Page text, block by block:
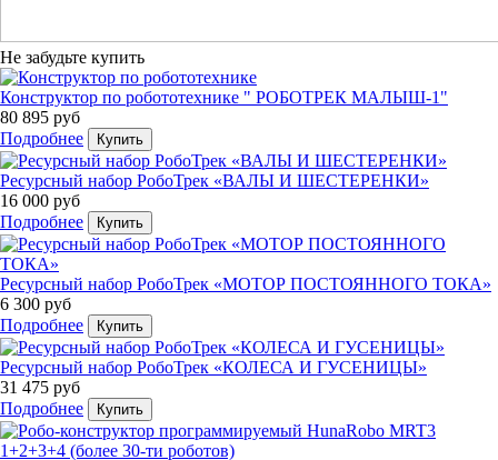
Не забудьте купить
Конструктор по робототехнике " РОБОТРЕК МАЛЫШ-1"
80 895 руб
Подробнее
Купить
Ресурсный набор РобоТрек «ВАЛЫ И ШЕСТЕРЕНКИ»
16 000 руб
Подробнее
Купить
Ресурсный набор РобоТрек «МОТОР ПОСТОЯННОГО ТОКА»
6 300 руб
Подробнее
Купить
Ресурсный набор РобоТрек «КОЛЕСА И ГУСЕНИЦЫ»
31 475 руб
Подробнее
Купить